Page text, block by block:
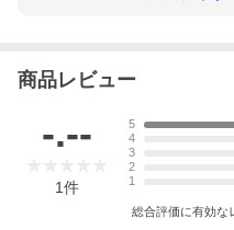
商品レビュー
-.--
1件
5
4
3
2
1
総合評価に有効な